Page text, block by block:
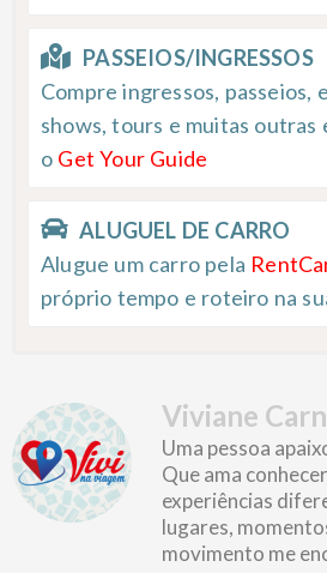
PASSEIOS/INGRESSOS
Compre ingressos, passeios,
shows, tours e muitas outras
o Get Your Guide
ALUGUEL DE CARRO
Alugue um carro pela
próprio tempo e roteiro na
Viviane
Uma pessoa
Que ama
experiências
lugares,
movimento me